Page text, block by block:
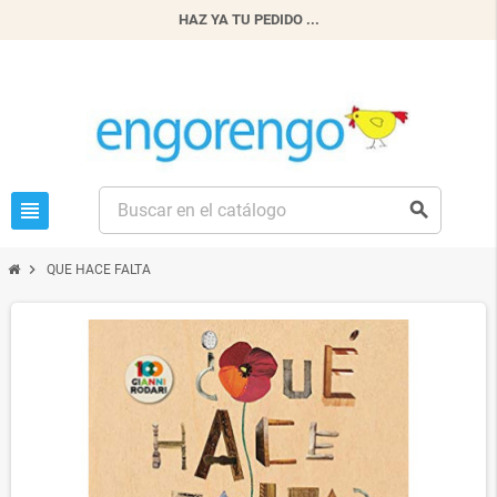
HAZ YA TU PEDIDO ...
view_headline search
chevron_right QUE HACE FALTA